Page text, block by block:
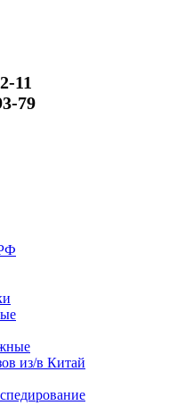
11
79
из/в Китай